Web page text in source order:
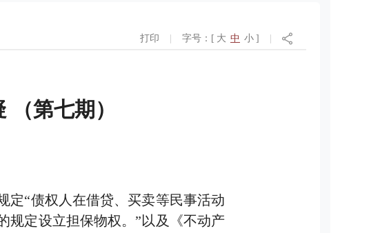
打印 字号：[ 大 中 小 ]
第七期）
“债权人在借贷、买卖等民事活动
规定设立担保物权。”以及《不动产